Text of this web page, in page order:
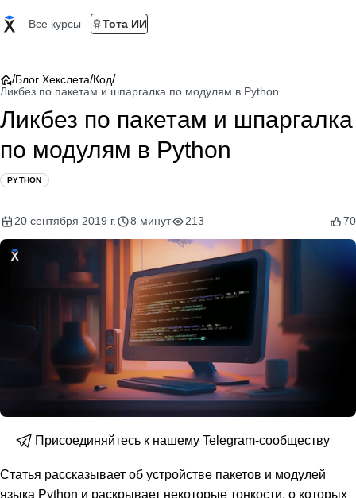
Все курсы Тота ИИ
/Блог Хекслета/Код/
Ликбез по пакетам и шпаргалка по модулям в Python
Ликбез по пакетам и шпаргалка
по модулям в Python
PYTHON
20 сентября 2019 г. 8 минут 213 70
Присоединяйтесь к нашему Telegram-сообществу
Статья рассказывает об устройстве пакетов и модулей
языка Python и раскрывает некоторые тонкости, о которых